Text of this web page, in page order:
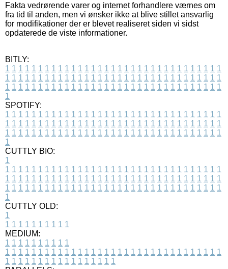
Fakta vedrørende varer og internet forhandlere værnes om
fra tid til anden, men vi ønsker ikke at blive stillet ansvarlig
for modifikationer der er blevet realiseret siden vi sidst
opdaterede de viste informationer.
BITLY:
1 1 1 1 1 1 1 1 1 1 1 1 1 1 1 1 1 1 1 1 1 1 1 1 1 1 1 1 1 1 1 1 1
1 1 1 1 1 1 1 1 1 1 1 1 1 1 1 1 1 1 1 1 1 1 1 1 1 1 1 1 1 1 1 1 1
1 1 1 1 1 1 1 1 1 1 1 1 1 1 1 1 1 1 1 1 1 1 1 1 1 1 1 1 1 1 1 1 1
1
SPOTIFY:
1 1 1 1 1 1 1 1 1 1 1 1 1 1 1 1 1 1 1 1 1 1 1 1 1 1 1 1 1 1 1 1 1
1 1 1 1 1 1 1 1 1 1 1 1 1 1 1 1 1 1 1 1 1 1 1 1 1 1 1 1 1 1 1 1 1
1 1 1 1 1 1 1 1 1 1 1 1 1 1 1 1 1 1 1 1 1 1 1 1 1 1 1 1 1 1 1 1 1
1
CUTTLY BIO:
1
1 1 1 1 1 1 1 1 1 1 1 1 1 1 1 1 1 1 1 1 1 1 1 1 1 1 1 1 1 1 1 1 1
1 1 1 1 1 1 1 1 1 1 1 1 1 1 1 1 1 1 1 1 1 1 1 1 1 1 1 1 1 1 1 1 1
1 1 1 1 1 1 1 1 1 1 1 1 1 1 1 1 1 1 1 1 1 1 1 1 1 1 1 1 1 1 1 1 1
1
CUTTLY OLD:
1
1 1 1 1 1 1 1 1 1 1
MEDIUM:
1 1 1 1 1 1 1 1 1 1
1 1 1 1 1 1 1 1 1 1 1 1 1 1 1 1 1 1 1 1 1 1 1 1 1 1 1 1 1 1 1 1 1
1 1 1 1 1 1 1 1 1 1 1 1 1 1 1 1 1